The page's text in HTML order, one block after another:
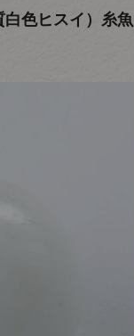
色ヒスイ）糸魚